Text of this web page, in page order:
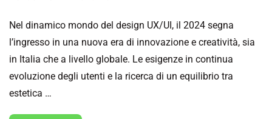
Nel dinamico mondo del design UX/UI, il 2024 segna
l’ingresso in una nuova era di innovazione e creatività, sia
in Italia che a livello globale. Le esigenze in continua
evoluzione degli utenti e la ricerca di un equilibrio tra
estetica …